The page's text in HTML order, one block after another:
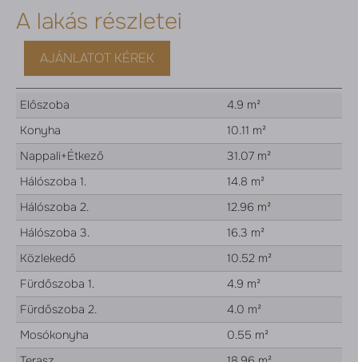
A lakás részletei
AJÁNLATOT KÉREK
Előszoba
4.9 m²
Konyha
10.11 m²
Nappali+Étkező
31.07 m²
Hálószoba 1.
14.8 m²
Hálószoba 2.
12.96 m²
Hálószoba 3.
16.3 m²
Közlekedő
10.52 m²
Fürdőszoba 1.
4.9 m²
Fürdőszoba 2.
4.0 m²
Mosókonyha
0.55 m²